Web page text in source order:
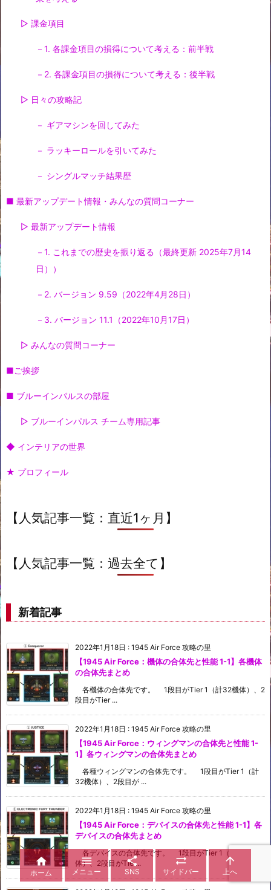
▷ 課金項目
－1. 各課金項目の損得について考える：前半戦
－2. 各課金項目の損得について考える：後半戦
▷ 日々の攻略記
－ ギアマシンを回してみた
－ ラッキーロールを引いてみた
－ シングルマッチ結果歴
■ 最新アップデート情報・みんなの質問コーナー
▷ 最新アップデート情報
－1. これまでの歴史を振り返る（最終更新 2025年7月14
日））
－2. バージョン 9.59（2022年4月28日）
－3. バージョン 11.1（2022年10月17日）
▷ みんなの質問コーナー
■ご挨拶
■ ブルーインパルスの部屋
▷ ブルーインパルス チーム専用記事
◆ インテリアの世界
★ プロフィール
【人気記事一覧：直近1ヶ月】
【人気記事一覧：過去全て】
新着記事
2022年1月18日 : 1945 Air Force 攻略の里
【1945 Air Force：機体の合体先と性能 1-1】各機体
の合体先まとめ
各機体の合体先です。 1段目がTier 1（計32機体）、2
段目がTier ...
2022年1月18日 : 1945 Air Force 攻略の里
【1945 Air Force：ウィングマンの合体先と性能 1-
1】各ウィングマンの合体先まとめ
各種ウィングマンの合体先です。 1段目がTier 1（計
32機体）、2段目が ...
2022年1月18日 : 1945 Air Force 攻略の里
【1945 Air Force：デバイスの合体先と性能 1-1】各
デバイスの合体先まとめ
各デバイスの合体先です。 1段目がTier 1（計32機
体）、2段目がTie ...

ホーム

メニュー

SNS

サイドバー

上へ